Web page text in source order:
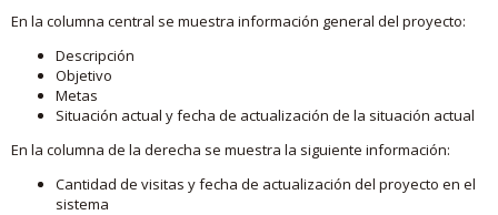
En la columna central se muestra información general del proyecto:
Descripción
Objetivo
Metas
Situación actual y fecha de actualización de la situación actual
En la columna de la derecha se muestra la siguiente información:
Cantidad de visitas y fecha de actualización del proyecto en el
sistema